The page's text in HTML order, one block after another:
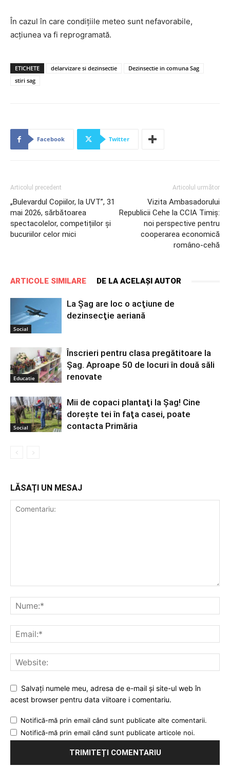
În cazul în care condițiile meteo sunt nefavorabile,
acțiunea va fi reprogramată.
ETICHETE delarvizare si dezinsectie
Dezinsectie in comuna Sag
stiri sag
Facebook Twitter
Articolul precedent
„Bulevardul Copiilor, la UVT”, 31
mai 2026, sărbătoarea
spectacolelor, competițiilor și
bucuriilor celor mici
Articolul următor
Vizita Ambasadorului
Republicii Cehe la CCIA Timiș:
noi perspective pentru
cooperarea economică
româno-cehă
ARTICOLE SIMILARE DE LA ACELAȘI AUTOR
Social
La Şag are loc o acţiune de
dezinsecţie aeriană
Educatie
Înscrieri pentru clasa pregătitoare la
Şag. Aproape 50 de locuri în două săli
renovate
Social
Mii de copaci plantaţi la Şag! Cine
doreşte tei în faţa casei, poate
contacta Primăria
LĂSAȚI UN MESAJ
Salvați numele meu, adresa de e-mail și site-ul web în
acest browser pentru data viitoare i comentariu.
Notifică-mă prin email când sunt publicate alte comentarii.
Notifică-mă prin email când sunt publicate articole noi.